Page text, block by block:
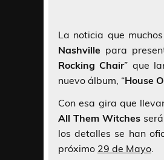
La noticia que
Nashville para
Rocking Chair” que
nuevo álbum, “House
Con esa gira que
All Them Witches
los detalles se han
próximo 29 de Mayo.